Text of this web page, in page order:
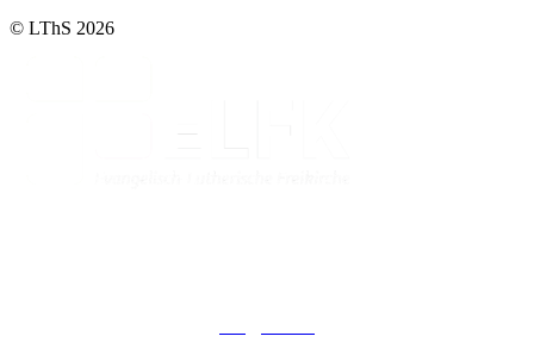
© LThS 2026